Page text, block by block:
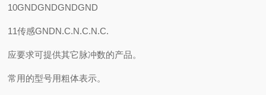
10GNDGNDGNDGND
11传感GNDN.C.N.C.N.C.
应要求可提供其它脉冲数的产品。
常用的型号用粗体表示。